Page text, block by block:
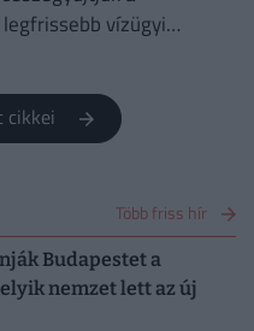
vízügyi
cikkei
Több friss hír
Budapestet a
nemzet lett az új